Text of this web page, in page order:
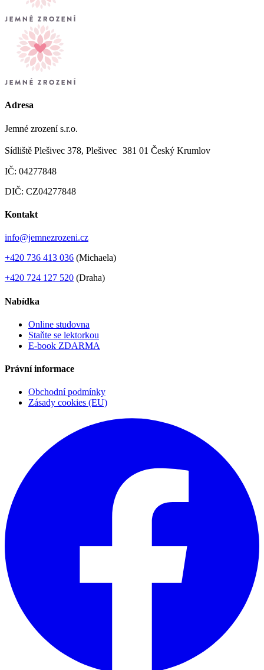
Adresa
Jemné zrození s.r.o.
Sídliště Plešivec 378, Plešivec 381 01 Český Krumlov
IČ: 04277848
DIČ: CZ04277848
Kontakt
info@jemnezrozeni.cz
+420 736 413 036 (Michaela)
+420 724 127 520 (Draha)
Nabídka
Online studovna
Staňte se lektorkou
E-book ZDARMA
Právní informace
Obchodní podmínky
Zásady cookies (EU)